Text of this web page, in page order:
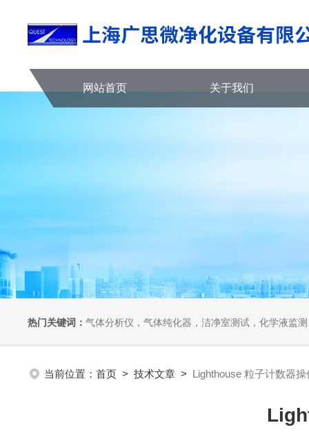
网站首页 关于我们
热门关键词： 气体分析仪，气体纯化器，洁净室测试，化学液监
当前位置： 首页 > 技术文章 > Lighthouse 粒子计数器